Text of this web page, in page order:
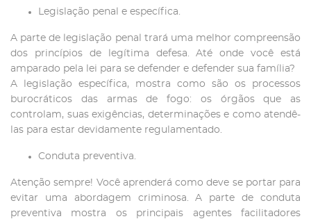
Legislação penal e específica.
A parte de legislação penal trará uma melhor compreensão
dos princípios de legítima defesa. Até onde você está
amparado pela lei para se defender e defender sua família?
A legislação específica, mostra como são os processos
burocráticos das armas de fogo: os órgãos que as
controlam, suas exigências, determinações e como atendê-
las para estar devidamente regulamentado.
Conduta preventiva.
Atenção sempre! Você aprenderá como deve se portar para
evitar uma abordagem criminosa. A parte de conduta
preventiva mostra os principais agentes facilitadores